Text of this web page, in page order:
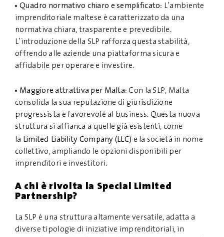
Quadro normativo chiaro e semplificato: L’ambiente
imprenditoriale maltese è caratterizzato da una
normativa chiara, trasparente e prevedibile.
L’introduzione della SLP rafforza questa stabilità,
offrendo alle aziende una piattaforma sicura e
affidabile per operare e investire.
Maggiore attrattiva per Malta: Con la SLP, Malta
consolida la sua reputazione di giurisdizione
progressista e favorevole al business. Questa nuova
struttura si affianca a quelle già esistenti, come
la Limited Liability Company (LLC) e la società in nome
collettivo, ampliando le opzioni disponibili per
imprenditori e investitori.
A chi è rivolta la Special Limited
Partnership?
La SLP è una struttura altamente versatile, adatta a
diverse tipologie di iniziative imprenditoriali, in